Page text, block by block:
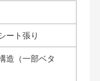
ート張り
造（一部ベタ